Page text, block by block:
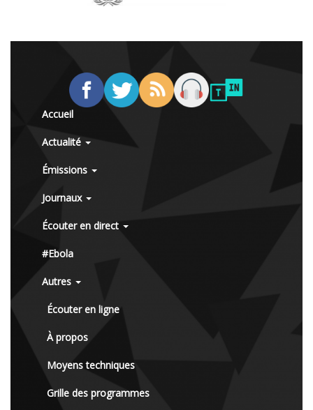
Accueil
Actualité
Émissions
Journaux
Écouter en direct
#Ebola
Autres
Écouter en ligne
À propos
Moyens techniques
Grille des programmes